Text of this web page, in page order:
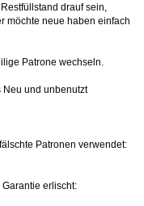
drauf sein,
möchte neue haben einfach
Patrone wechseln.
Neu und unbenutzt
Patronen verwendet:
erlischt: